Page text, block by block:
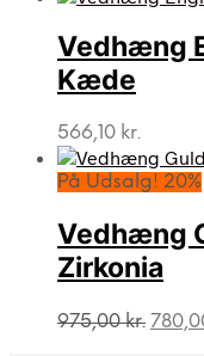
Vedhæng
Kæde
566,10 kr.
På Udsalg! 20%
Vedhæng
Zirkonia
975,00kr. Den